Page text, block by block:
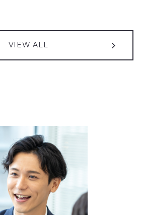
知らせ
お知らせ
」の制定に関するお知らせ
お知らせ
展のご案内 （599KB）
リリース
IR情報
IR情報
の自己株式の処分に関するお知らせ
IR情報
VIEW ALL